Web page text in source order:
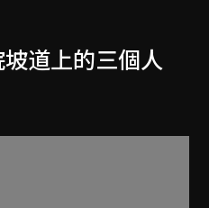
道上的三個人